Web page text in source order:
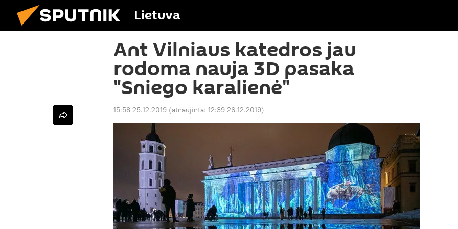
Lietuva
Ant Vilniaus katedros jau
rodoma nauja 3D pasaka
"Sniego karalienė"
15:58 25.12.2019 (atnaujinta: 12:39 26.12.2019)